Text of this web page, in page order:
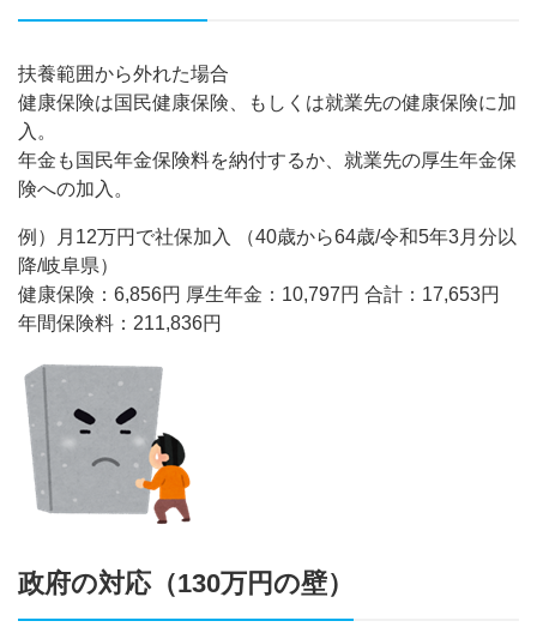
扶養範囲から外れた場合
健康保険は国民健康保険、もしくは就業先の健康保険に加
入。
年金も国民年金保険料を納付するか、就業先の厚生年金保
険への加入。
例）月12万円で社保加入 （40歳から64歳/令和5年3月分以
降/岐阜県）
健康保険：6,856円 厚生年金：10,797円 合計：17,653円
年間保険料：211,836円
政府の対応（130万円の壁）